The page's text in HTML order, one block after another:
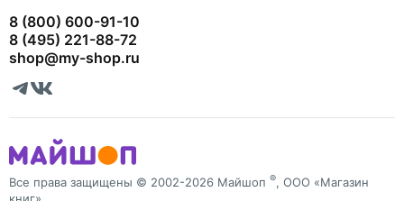
8 (800) 600-91-10
8 (495) 221-88-72
shop@my-shop.ru
Все права защищены © 2002-2026 Майшоп ®, ООО «Магазин